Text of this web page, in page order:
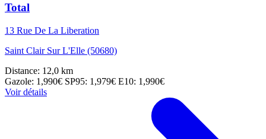
Total
13 Rue De La Liberation
Saint Clair Sur L'Elle (50680)
Distance: 12,0 km
Gazole: 1,990€ SP95: 1,979€ E10: 1,990€
Voir détails